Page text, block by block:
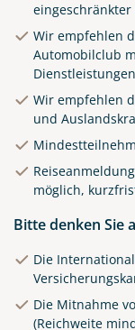
Wir empfehlen
Automobilclub
Wir empfehlen
und
möglich,
Bitte denken Sie
Die
Die Mitnahme
(Reichweite